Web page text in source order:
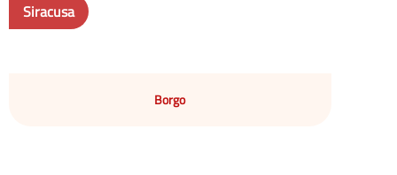
Siracusa
Borgo